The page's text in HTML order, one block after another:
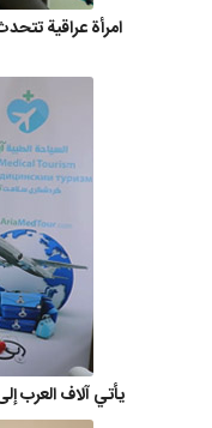
امرأة عراقية
يأتي آلاف العرب